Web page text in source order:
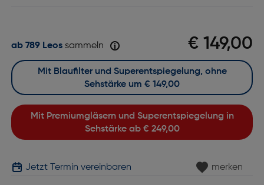
€ 149,00
ab 789 Leossammeln
Mit Premiumgläsern und Superentspiegelung in
Sehstärke ab € 249,00
Mit Blaufilter und Superentspiegelung, ohne
Sehstärke um € 149,00
Jetzt Termin vereinbaren merken